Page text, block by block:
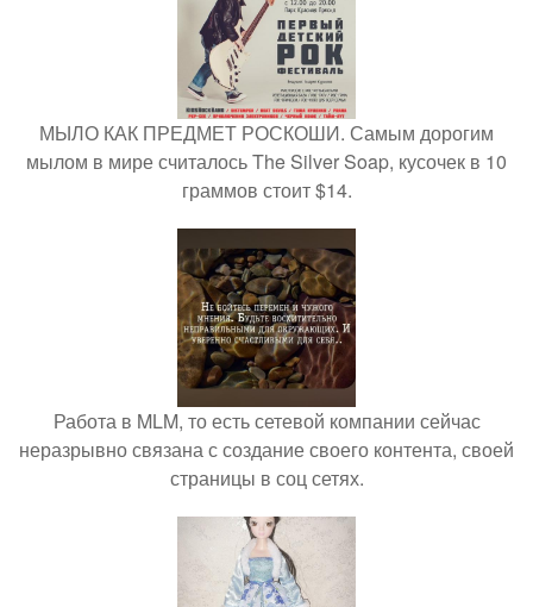
МЫЛО КАК ПРЕДМЕТ РОСКОШИ. Самым дорогим
мылом в мире считалось The Silver Soap, кусочек в 10
граммов стоит $14.
Работа в MLM, то есть сетевой компании сейчас
неразрывно связана с создание своего контента, своей
страницы в соц сетях.